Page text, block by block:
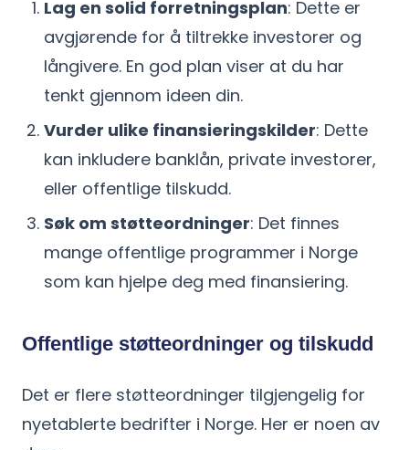
Lag en solid forretningsplan: Dette er
avgjørende for å tiltrekke investorer og
långivere. En god plan viser at du har
tenkt gjennom ideen din.
Vurder ulike finansieringskilder: Dette
kan inkludere banklån, private investorer,
eller offentlige tilskudd.
Søk om støtteordninger: Det finnes
mange offentlige programmer i Norge
som kan hjelpe deg med finansiering.
Offentlige støtteordninger og tilskudd
Det er flere støtteordninger tilgjengelig for
nyetablerte bedrifter i Norge. Her er noen av